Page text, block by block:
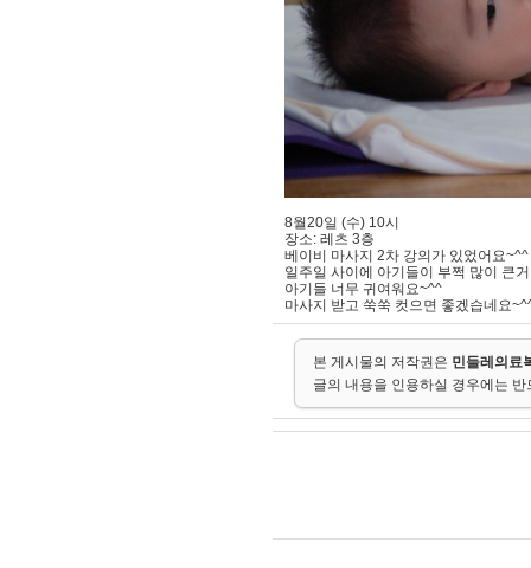
8월20일 (수) 10시
장소: 레츠 3층
베이비 마사지 2차 강의가 있었어요~^^
일주일 사이에 아기들이 부쩍 많이 큰
아기들 너무 귀여워요~^^
마사지 받고 쑥쑥 컷으면 좋겠습네요
본 게시물의 저작권은 민들레의료
글의 내용을 인용하실 경우에는